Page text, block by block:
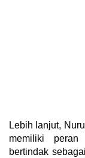
Lebih lanjut,
memiliki peran
bertindak